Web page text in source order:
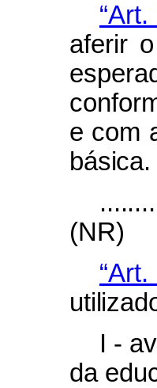
“Art.
aferir
e com
básica.
(NR)
“Art.
I -
da